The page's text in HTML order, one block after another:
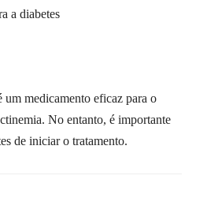
a diabetes
medicamento eficaz para o
No entanto, é importante
de iniciar o tratamento.